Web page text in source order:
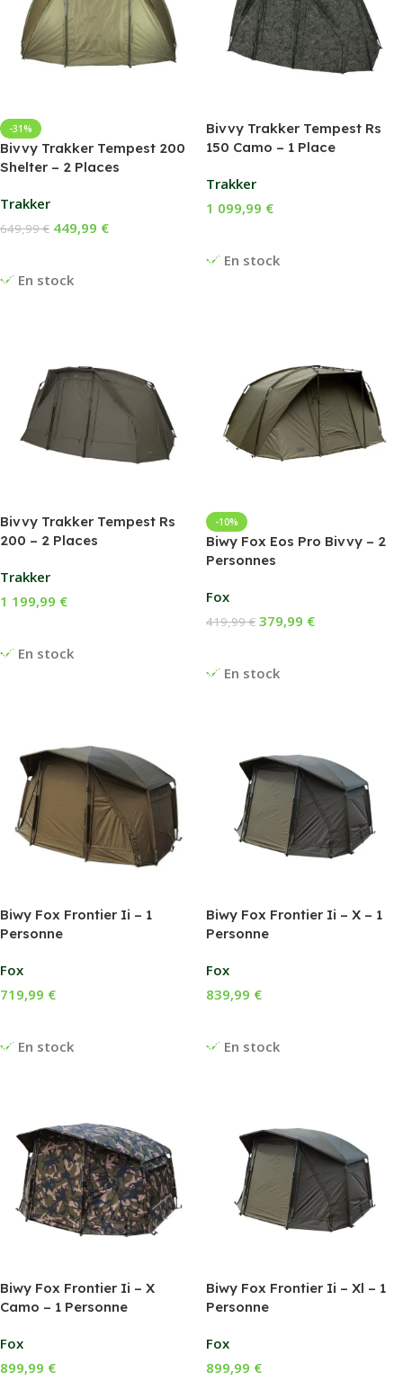
-31%
Bivvy Trakker Tempest 200
Shelter – 2 Places
Trakker
En stock
649,99€ 449,99 €
Bivvy Trakker Tempest Rs
150 Camo – 1 Place
Trakker
En stock
1 099,99 €
Bivvy Trakker Tempest Rs
200 – 2 Places
Trakker
En stock
1 199,99 €
-10%
Biwy Fox Eos Pro Bivvy – 2
Personnes
Fox
En stock
419,99€ 379,99 €
Biwy Fox Frontier Ii – 1
Personne
Fox
En stock
719,99 €
Biwy Fox Frontier Ii – X – 1
Personne
Fox
En stock
839,99 €
Biwy Fox Frontier Ii – X
Camo – 1 Personne
Fox
899,99 €
Biwy Fox Frontier Ii – Xl – 1
Personne
Fox
899,99 €